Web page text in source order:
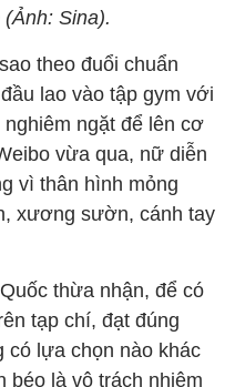
Sina).
theo đuổi chuẩn
lao vào tập gym với
ngặt để lên cơ
vừa qua, nữ diễn
vì thân hình mỏng
xương sườn, cánh tay
thừa nhận, để có
tạp chí, đạt đúng
có lựa chọn nào khác
béo là vô trách nhiệm